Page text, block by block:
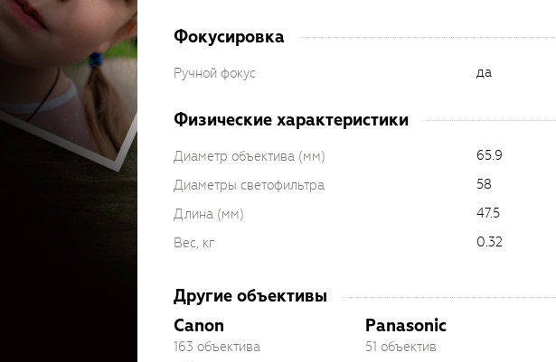
Фокусировка
Ручной фокус да
Физические характеристики
Диаметр объектива (мм)
65.9
Диаметры светофильтра
58
Длина (мм)
47.5
Вес, кг
0.32
Другие объективы
Canon
163 объектива
Panasonic
51 объектив